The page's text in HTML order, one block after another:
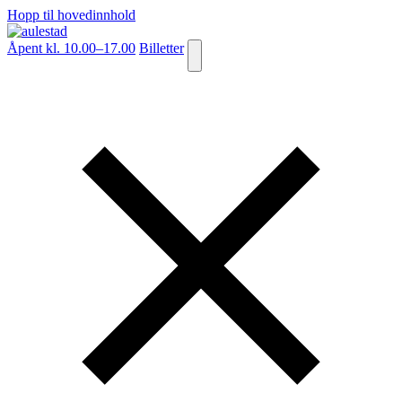
Hopp til hovedinnhold
Åpent kl. 10.00–17.00 Billetter